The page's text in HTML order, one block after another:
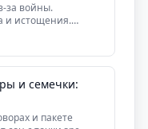
за войны.
и истощения.
и семечки:
и пакете